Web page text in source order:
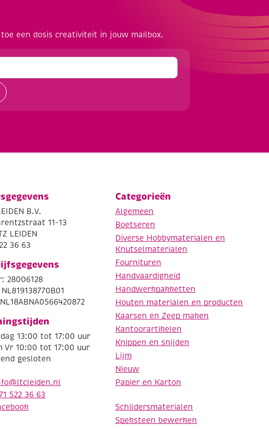
een dosis creativiteit in jouw mailbox.
B.V.
11-13
LEIDEN
36 63
28006128
13:00 tot 17:00 uur
Vr 10:00 tot 17:00 uur
gesloten
522 36 63
Categorieën
Algemeen
Boetseren
Diverse Hobbymaterialen en
Knutselmaterialen
Fournituren
Handvaardigheid
Handwerkpakketten
Houten materialen en producten
Kaarsen en Zeep maken
Kantoorartikelen
Knippen en snijden
Lijm
Nieuw
Papier en Karton
Schildersmaterialen
Speksteen bewerken